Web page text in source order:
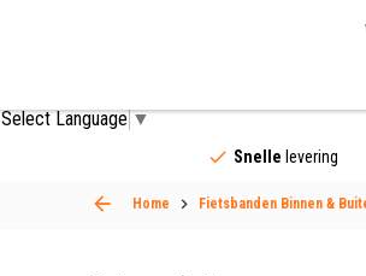
Select Language▼
Snelle levering
Home Fietsbanden Binnen &